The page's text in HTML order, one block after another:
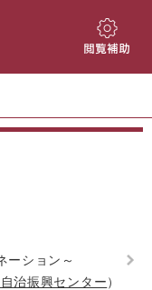
閲
ーション～
治振興センター